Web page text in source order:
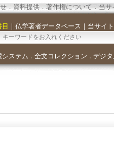
． 資料提供．著作権について．当サ
目 ｜ 仏学著者データベース ｜ 当サイ
システム ． 全文コレクション ． デジ